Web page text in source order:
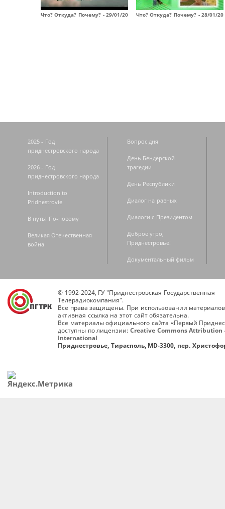
Что? Откуда? Почему? - 29/01/20 Что? Откуда? Почему? - 28/01/20
2025 - Год
приднестровского народа
2026 - Год
приднестровского народа
Introduction to
Pridnestrovie
В путь! По-новому
Великая Отечественная
война
Вопрос дня
День Бендерской
трагедии
День Республики
Диалог на равных
Диалоги с Президентом
Доброе утро,
Приднестровье!
Документальный фильм
© 1992-2024, ГУ "Приднестровская Государственная
Телерадиокомпания".
Все права защищены. При использовании
активная ссылка на этот сайт обязательна.
Все материалы официального сайта «Первый
доступны по лицензии: Creative Commons Attribution
International
Приднестровье, Тирасполь, MD-3300, пер.